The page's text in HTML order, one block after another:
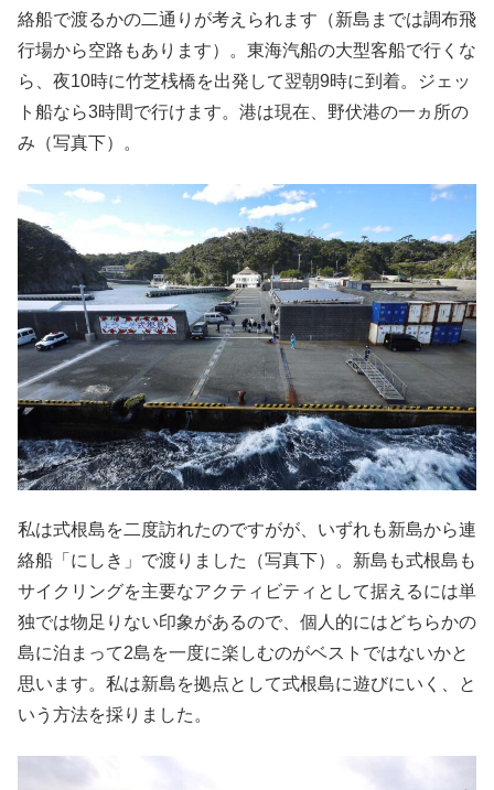
絡船で渡るかの二通りが考えられます（新島までは調布飛
行場から空路もあります）。東海汽船の大型客船で行くな
ら、夜10時に竹芝桟橋を出発して翌朝9時に到着。ジェッ
ト船なら3時間で行けます。港は現在、野伏港の一ヵ所の
み（写真下）。
私は式根島を二度訪れたのですがが、いずれも新島から連
絡船「にしき」で渡りました（写真下）。新島も式根島も
サイクリングを主要なアクティビティとして据えるには単
独では物足りない印象があるので、個人的にはどちらかの
島に泊まって2島を一度に楽しむのがベストではないかと
思います。私は新島を拠点として式根島に遊びにいく、と
いう方法を採りました。